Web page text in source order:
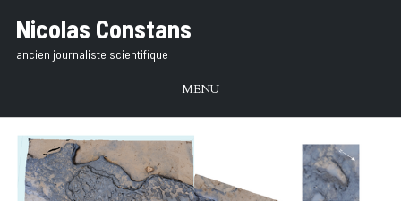
texte
Nicolas Constans
ancien journaliste scientifique
MENU